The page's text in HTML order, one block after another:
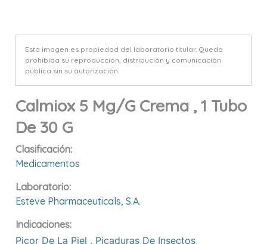
Esta imagen es propiedad del laboratorio titular. Queda
prohibida su reproducción, distribución y comunicación
pública sin su autorización.
Calmiox 5 Mg/g Crema , 1 Tubo
De 30 G
Clasificación:
Medicamentos
Laboratorio:
Esteve Pharmaceuticals, S.a.
Indicaciones:
Picor De La Piel , Picaduras De Insectos